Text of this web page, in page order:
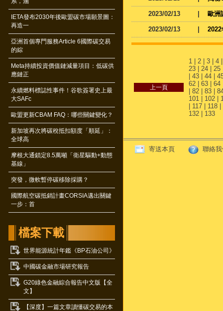
IETA發布2030年後歐盟碳市場願景圖：
再造一
亞洲首個專門服務Article 6國際碳交易
的綜
Meta持續投資價值鏈減量項目：低碳供
應鏈正
永續燃料標誌性事件！谷歌簽署史上最
大SAFc
歐盟更新CBAM FAQ：哪些關鍵變化？
新加坡再次將碳稅抵扣額度「順延」：
全球高
摩根大通鎖定8.5萬噸「衛星驅動+動態
基線」
突發，微軟暫停碳移除採購？
國際航空碳抵銷計畫CORSIA邁出關鍵
一步：首
檔案下載
世界能源統計年鑑《BP石油公司》
中國碳金融市場研究報告
G20綠色金融綜合報告中文版【全
文】
【深度】一篇文章讀懂碳交易的本
2023/02/13 歐洲
2023/02/13
1 2 3 4
23
24 25
43 44
62
63 64
82 83
101
102
117 118
132
133
寄送本頁 聯絡